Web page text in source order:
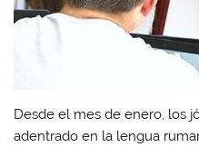
Desde el mes de enero, los
adentrado en la lengua